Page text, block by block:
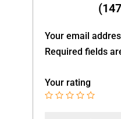
Your email
Required fields
Your rating